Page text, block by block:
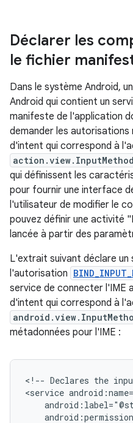
Déclarer les
le fichier
Dans le système Android,
Android qui contient un
manifeste de l'application
demander les
d'intent qui correspond à
action.view.InputMethod
qui définissent les
pour fournir une interface
l'utilisateur de modifier le
pouvez définir une activité
lancée à partir des
L'extrait suivant déclare un
l'autorisation
service de connecter l'IME
d'intent qui correspond à
métadonnées pour l'IME :
<!-- Declares the
<service